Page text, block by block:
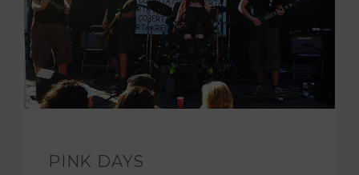
CENTRO SUPERIOR
FUNDACIÓN JAM
PINK DAYS